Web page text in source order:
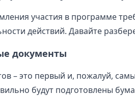
участия в программе
действий. Давайте
документы
– это первый и, пожалуй,
будут подготовлены